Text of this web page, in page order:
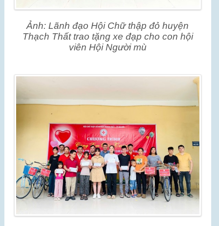
Ảnh: Lãnh đạo Hội Chữ thập đỏ huyện
Thạch Thất trao tặng xe đạp cho con hội
viên Hội Người mù